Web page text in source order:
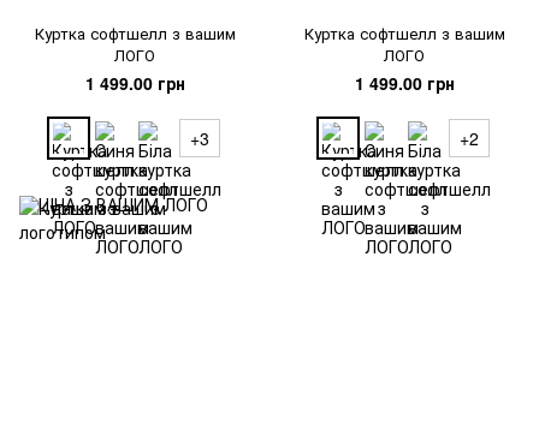
Куртка софтшелл з вашим
ЛОГО
1 499.00 грн
+3
Куртка софтшелл з вашим
ЛОГО
1 499.00 грн
+2